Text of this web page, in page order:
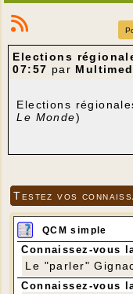
Elections
07:57 par
Elections
Le Monde)
Testez vos
QCM simple
Connaissez-vous
Le "parler"
Connaissez-vous